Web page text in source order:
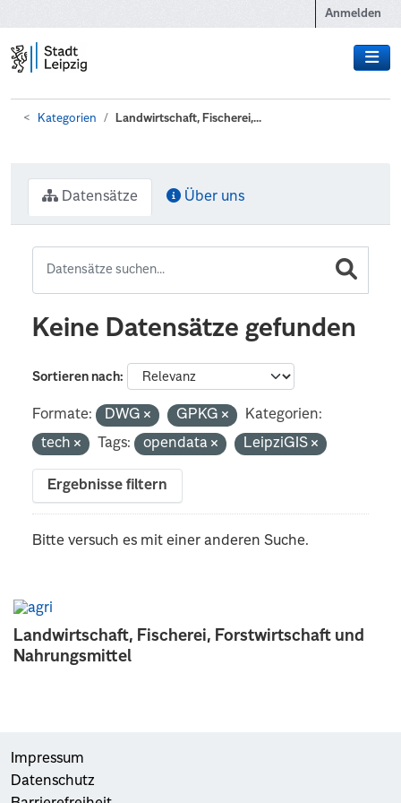
Anmelden
Kategorien Landwirtschaft, Fischerei,...
Landwirtschaft, Fischerei, Forstwirtschaft und
Nahrungsmittel
Datensätze Über uns
Keine Datensätze gefunden
Sortieren nach
Formate: DWG GPKG
Kategorien:
tech
Tags: opendata LeipziGIS
Ergebnisse filtern
Bitte versuch es mit einer anderen Suche.
Impressum
Datenschutz